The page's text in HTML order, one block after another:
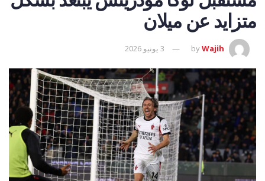
متزايد عن ميلان
byWajih 3 يونيو 2026